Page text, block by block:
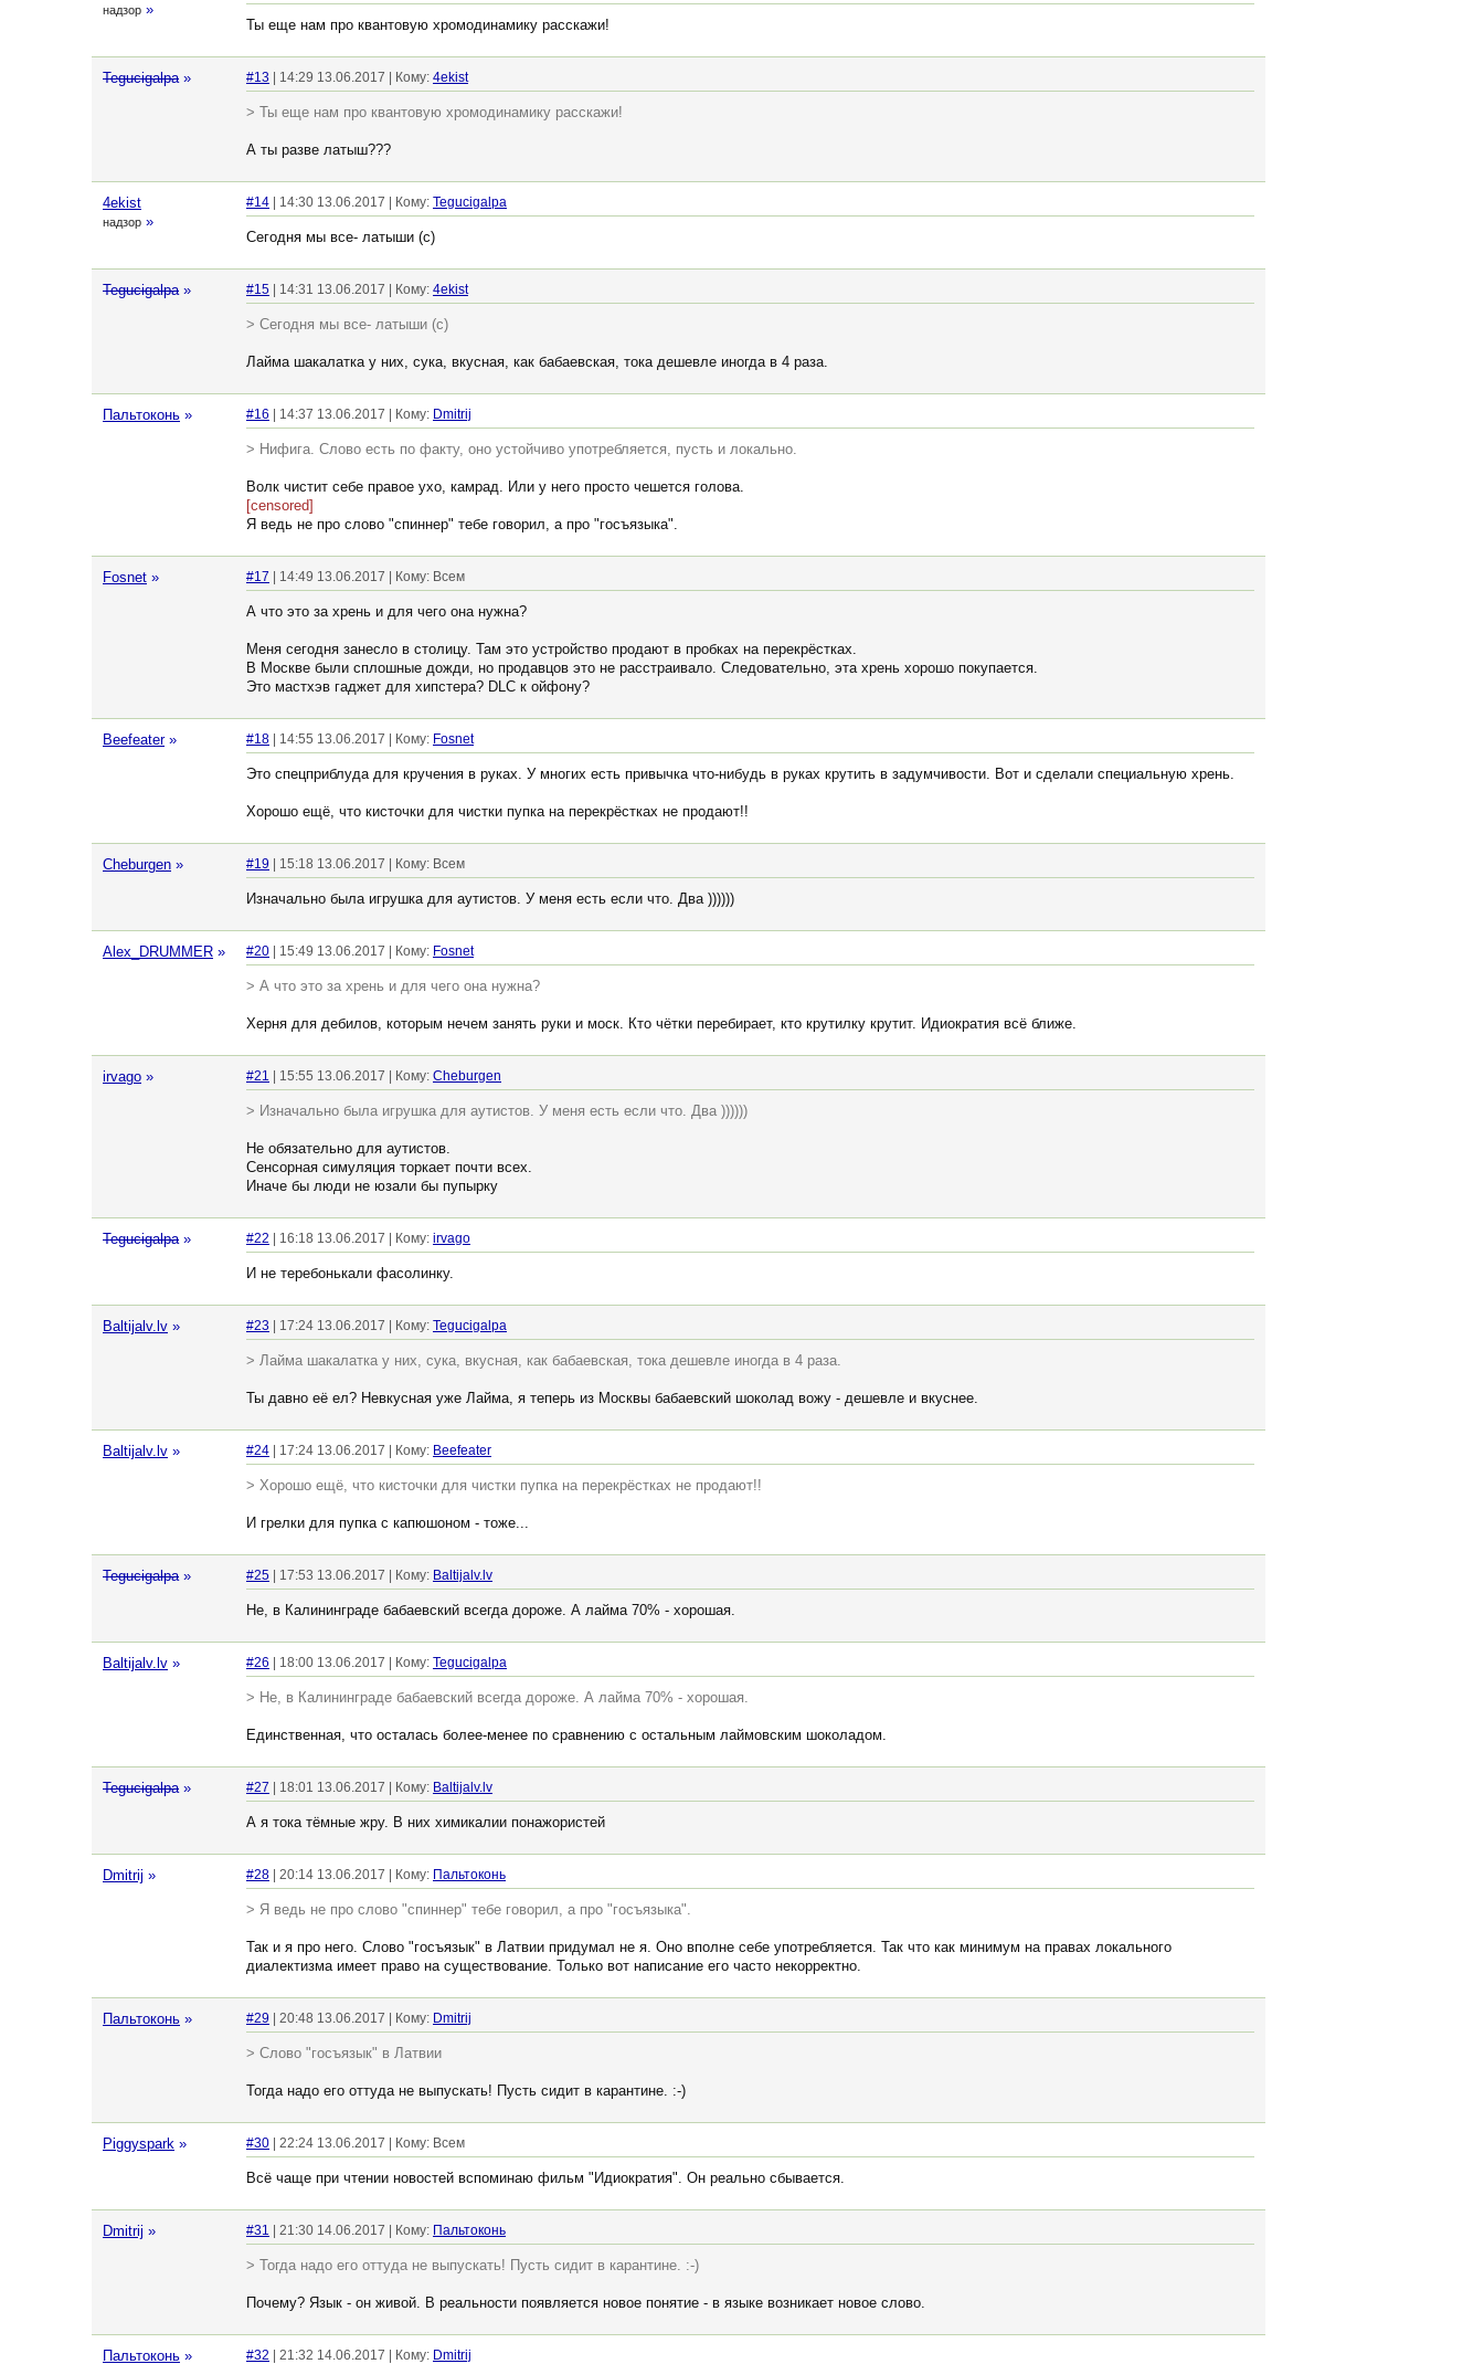
надзор »
Ты еще нам про квантовую хромодинамику расскажи!
Tegucigalpa » #13 | 14:29 13.06.2017 | Кому: 4ekist
> Ты еще нам про квантовую хромодинамику расскажи!
А ты разве латыш???
4ekist
надзор »
#14 | 14:30 13.06.2017 | Кому: Tegucigalpa
Сегодня мы все- латыши (с)
Tegucigalpa » #15 | 14:31 13.06.2017 | Кому: 4ekist
> Сегодня мы все- латыши (с)
Лайма шакалатка у них, сука, вкусная, как бабаевская, тока дешевле иногда в 4 раза.
Пальтоконь » #16 | 14:37 13.06.2017 | Кому: Dmitrij
> Нифига. Слово есть по факту, оно устойчиво употребляется, пусть и локально.
Волк чистит себе правое ухо, камрад. Или у него просто чешется голова.
[censored]
Я ведь не про слово "спиннер" тебе говорил, а про "госъязыка".
Fosnet » #17 | 14:49 13.06.2017 | Кому: Всем
А что это за хрень и для чего она нужна?
Меня сегодня занесло в столицу. Там это устройство продают в пробках на перекрёстках.
В Москве были сплошные дожди, но продавцов это не расстраивало. Следовательно, эта хрень хорошо покупается.
Это мастхэв гаджет для хипстера? DLC к ойфону?
Beefeater » #18 | 14:55 13.06.2017 | Кому: Fosnet
Это спецприблуда для кручения в руках. У многих есть привычка что-нибудь в руках крутить в задумчивости. Вот и сделали специальную хрень.
Хорошо ещё, что кисточки для чистки пупка на перекрёстках не продают!!
Cheburgen » #19 | 15:18 13.06.2017 | Кому: Всем
Изначально была игрушка для аутистов. У меня есть если что. Два ))))))
Alex_DRUMMER » #20 | 15:49 13.06.2017 | Кому: Fosnet
> А что это за хрень и для чего она нужна?
Херня для дебилов, которым нечем занять руки и моск. Кто чётки перебирает, кто крутилку крутит. Идиократия всё ближе.
irvago » #21 | 15:55 13.06.2017 | Кому: Cheburgen
> Изначально была игрушка для аутистов. У меня есть если что. Два ))))))
Не обязательно для аутистов.
Сенсорная симуляция торкает почти всех.
Иначе бы люди не юзали бы пупырку
Tegucigalpa » #22 | 16:18 13.06.2017 | Кому: irvago
И не теребонькали фасолинку.
Baltijalv.lv » #23 | 17:24 13.06.2017 | Кому: Tegucigalpa
> Лайма шакалатка у них, сука, вкусная, как бабаевская, тока дешевле иногда в 4 раза.
Ты давно её ел? Невкусная уже Лайма, я теперь из Москвы бабаевский шоколад вожу - дешевле и вкуснее.
Baltijalv.lv » #24 | 17:24 13.06.2017 | Кому: Beefeater
> Хорошо ещё, что кисточки для чистки пупка на перекрёстках не продают!!
И грелки для пупка с капюшоном - тоже...
Tegucigalpa » #25 | 17:53 13.06.2017 | Кому: Baltijalv.lv
Не, в Калининграде бабаевский всегда дороже. А лайма 70% - хорошая.
Baltijalv.lv » #26 | 18:00 13.06.2017 | Кому: Tegucigalpa
> Не, в Калининграде бабаевский всегда дороже. А лайма 70% - хорошая.
Единственная, что осталась более-менее по сравнению с остальным лаймовским шоколадом.
Tegucigalpa » #27 | 18:01 13.06.2017 | Кому: Baltijalv.lv
А я тока тёмные жру. В них химикалии понажористей
Dmitrij » #28 | 20:14 13.06.2017 | Кому: Пальтоконь
> Я ведь не про слово "спиннер" тебе говорил, а про "госъязыка".
Так и я про него. Слово "госъязык" в Латвии придумал не я. Оно вполне себе употребляется. Так что как минимум на правах локального
диалектизма имеет право на существование. Только вот написание его часто некорректно.
Пальтоконь » #29 | 20:48 13.06.2017 | Кому: Dmitrij
> Слово "госъязык" в Латвии
Тогда надо его оттуда не выпускать! Пусть сидит в карантине. :-)
Piggyspark » #30 | 22:24 13.06.2017 | Кому: Всем
Всё чаще при чтении новостей вспоминаю фильм "Идиократия". Он реально сбывается.
Dmitrij » #31 | 21:30 14.06.2017 | Кому: Пальтоконь
> Тогда надо его оттуда не выпускать! Пусть сидит в карантине. :-)
Почему? Язык - он живой. В реальности появляется новое понятие - в языке возникает новое слово.
Пальтоконь » #32 | 21:32 14.06.2017 | Кому: Dmitrij